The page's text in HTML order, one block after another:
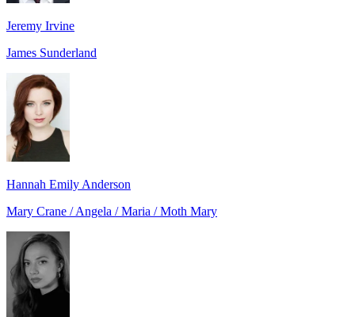
Jeremy Irvine
James Sunderland
Hannah Emily Anderson
Mary Crane / Angela / Maria / Moth Mary